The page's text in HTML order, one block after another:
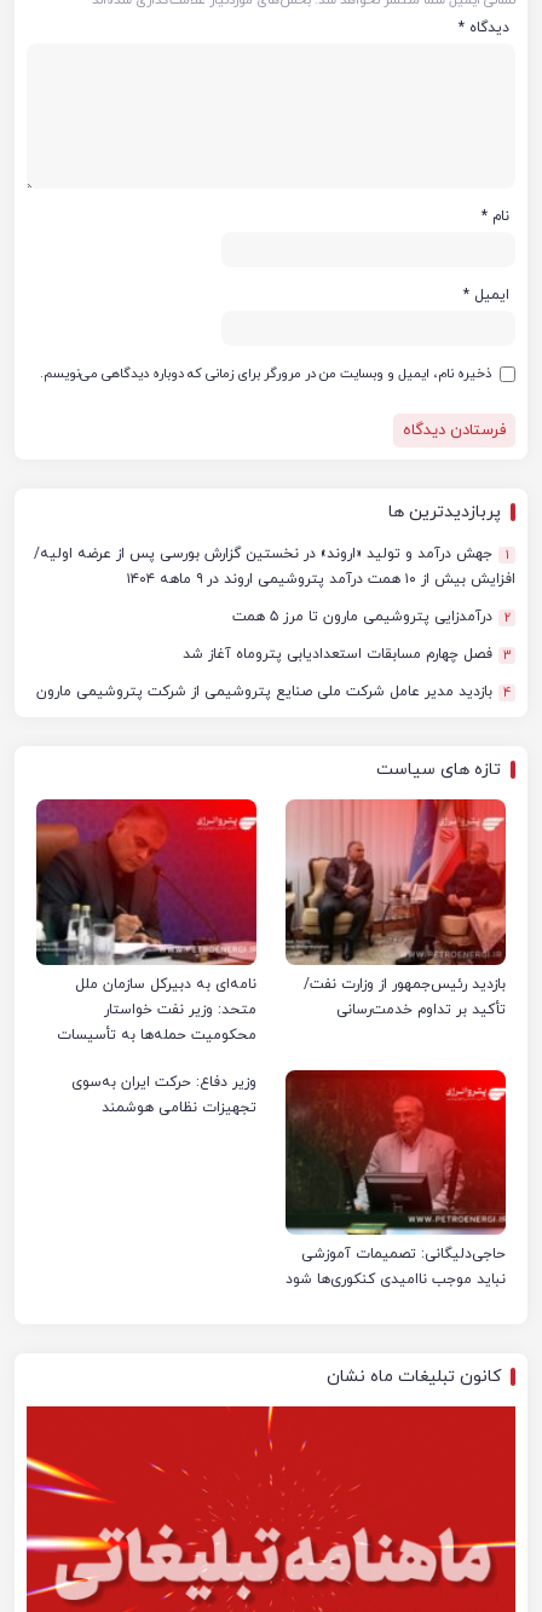
دیدگاه *
نام *
ایمیل *
ذخیره نام، ایمیل و وبسایت من در مرورگر برای زمانی که دوباره دیدگاهی می‌نویسم.
پربازدیدترین ها
1
جهش درآمد و تولید «اروند» در نخستین گزارش بورسی پس از عرضه اولیه/
افزایش بیش از ۱۰ همت درآمد پتروشیمی اروند در ۹ ماهه ۱۴۰۴
2 درآمدزایی پتروشیمی مارون تا مرز ۵ همت
3 فصل چهارم مسابقات استعدادیابی پتروماه آغاز شد
4 بازدید مدیر عامل شرکت ملی صنایع پتروشیمی از شرکت پتروشیمی مارون
تازه های سیاست
بازدید رئیس‌جمهور از وزارت نفت/
تأکید بر تداوم خدمت‌رسانی
نامه‌ای به دبیرکل سازمان ملل
متحد: وزیر نفت خواستار
محکومیت حمله‌ها به تأسیسات
حاجی‌دلیگانی: تصمیمات آموزشی
نباید موجب ناامیدی کنکوری‌ها شود
وزیر دفاع: حرکت ایران به‌سوی
تجهیزات نظامی هوشمند
کانون تبلیغات ماه نشان